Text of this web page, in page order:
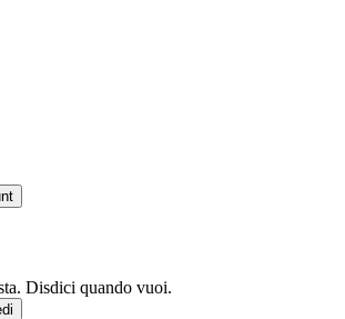
Disdici quando vuoi.